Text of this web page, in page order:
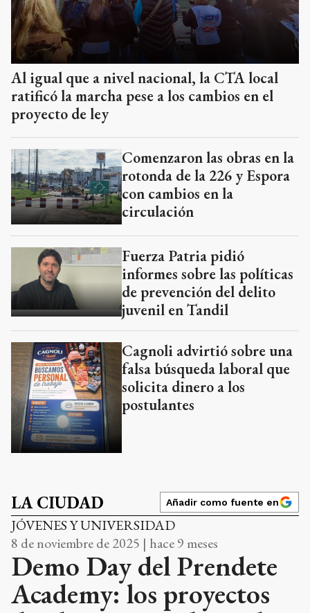
Al igual que a nivel nacional, la CTA local
ratificó la marcha pese a los cambios en el
proyecto de ley
Comenzaron las obras en la
rotonda de la 226 y Espora
con cambios en la
circulación
Fuerza Patria pidió
informes sobre las políticas
de prevención del delito
juvenil en Tandil
Cagnoli advirtió sobre una
falsa búsqueda laboral que
solicita dinero a los
postulantes
LA CIUDAD Añadir como fuente en
JÓVENES Y UNIVERSIDAD
8 de noviembre de 2025 | hace 9 meses
Demo Day del Prendete
Academy: los proyectos